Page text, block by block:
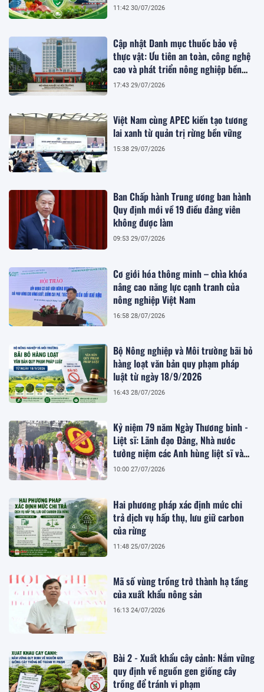
11:42 30/07/2026
Cập nhật Danh mục thuốc bảo vệ
thực vật: Ưu tiên an toàn, công nghệ
cao và phát triển nông nghiệp bền
vững
17:43 29/07/2026
Việt Nam cùng APEC kiến tạo tương
lai xanh từ quản trị rừng bền vững
15:38 29/07/2026
Ban Chấp hành Trung ương ban hành
Quy định mới về 19 điều đảng viên
không được làm
09:53 29/07/2026
Cơ giới hóa thông minh – chìa khóa
nâng cao năng lực cạnh tranh của
nông nghiệp Việt Nam
16:58 28/07/2026
Bộ Nông nghiệp và Môi trường bãi bỏ
hàng loạt văn bản quy phạm pháp
luật từ ngày 18/9/2026
16:43 28/07/2026
Kỷ niệm 79 năm Ngày Thương binh -
Liệt sĩ: Lãnh đạo Đảng, Nhà nước
tưởng niệm các Anh hùng liệt sĩ và
viếng Chủ tịch Hồ Chí Minh
10:00 27/07/2026
Hai phương pháp xác định mức chi
trả dịch vụ hấp thụ, lưu giữ carbon
của rừng
11:48 25/07/2026
Mã số vùng trồng trở thành hạ tầng
của xuất khẩu nông sản
16:13 24/07/2026
Bài 2 - Xuất khẩu cây cảnh: Nắm vững
quy định về nguồn gen giống cây
trồng để tránh vi phạm